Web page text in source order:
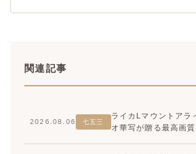
関連記事
2026.08.06 七五三
ライカLマウントアラ
オ華写が贈る最高画